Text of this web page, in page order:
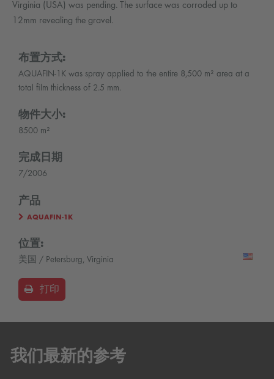
Virginia (USA) was pending. The surface was corroded up to
12mm revealing the gravel.
布置方式:
AQUAFIN-1K was spray applied to the entire 8,500 m² area at a
total film thickness of 2.5 mm.
物件大小:
8500 m²
完成日期
7/2006
产品
AQUAFIN-1K
位置:
美国 / Petersburg, Virginia
打印
我们最新的参考